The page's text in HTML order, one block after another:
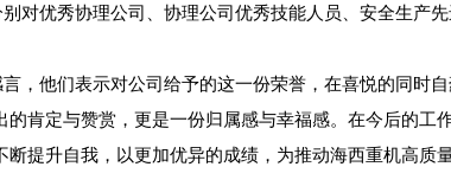
对优秀协理公司、协理公司优秀技能人员、安全生产先
，他们表示对公司给予的这一份荣誉，在喜悦的同时
肯定与赞赏，更是一份归属感与幸福感。在今后的工
提升自我，以更加优异的成绩，为推动海西重机高质